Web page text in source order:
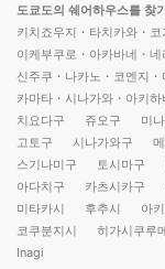
도쿄도의 쉐어하우스를 찾
키치죠우지・타치카와・
이케부쿠로・아카바네・
신주쿠・나카노・코엔지
카마타・시나가와・아키
치요다구
쥬오구 미
고토구
시나가와구
스기나미구
토시마구
아다치구
카츠시카구
미타카시
후추시 아
코쿠분지시
히가시쿠루
Inagi